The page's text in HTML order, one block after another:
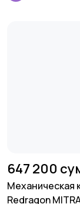
647 200
Механическая
Redragon